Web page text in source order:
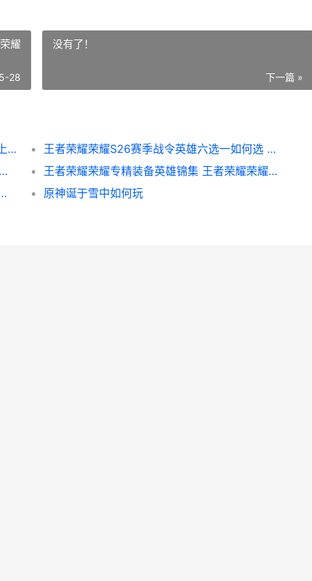
耀
28
没有了！
下一篇 »
王者荣耀荣耀大乔新皮肤白鹤梁神女啥子时候上线 王者荣耀荣耀大仙玩朵莉亚
王者荣耀荣耀S26赛季战令英雄六选一如何选 王者荣耀荣耀王者
王者荣耀荣耀S25赛季初熟练度不高 王者荣耀荣耀水晶保底多少
王者荣耀荣耀专精装备英雄锦集 王者荣耀荣耀专属称号解锁条件
新：元素峡谷、新英雄、新装备
原神诞于雪中如何玩